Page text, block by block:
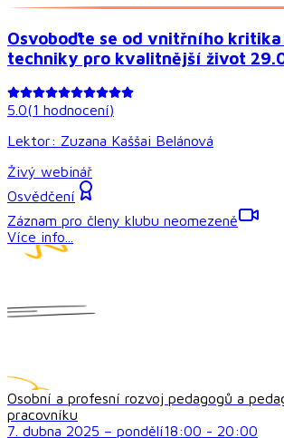
Osvoboďte se od vnitřního
techniky pro kvalitnější život
5.0(1 hodnocení)
Lektor: Zuzana Kaššai Belánová
Živý webinář
Osvědčení
Záznam pro členy klubu neomezeně
Více info...
Osobní a profesní rozvoj pedagogů a
pracovníku
7. dubna 2025 – pondělí18:00 - 20:00